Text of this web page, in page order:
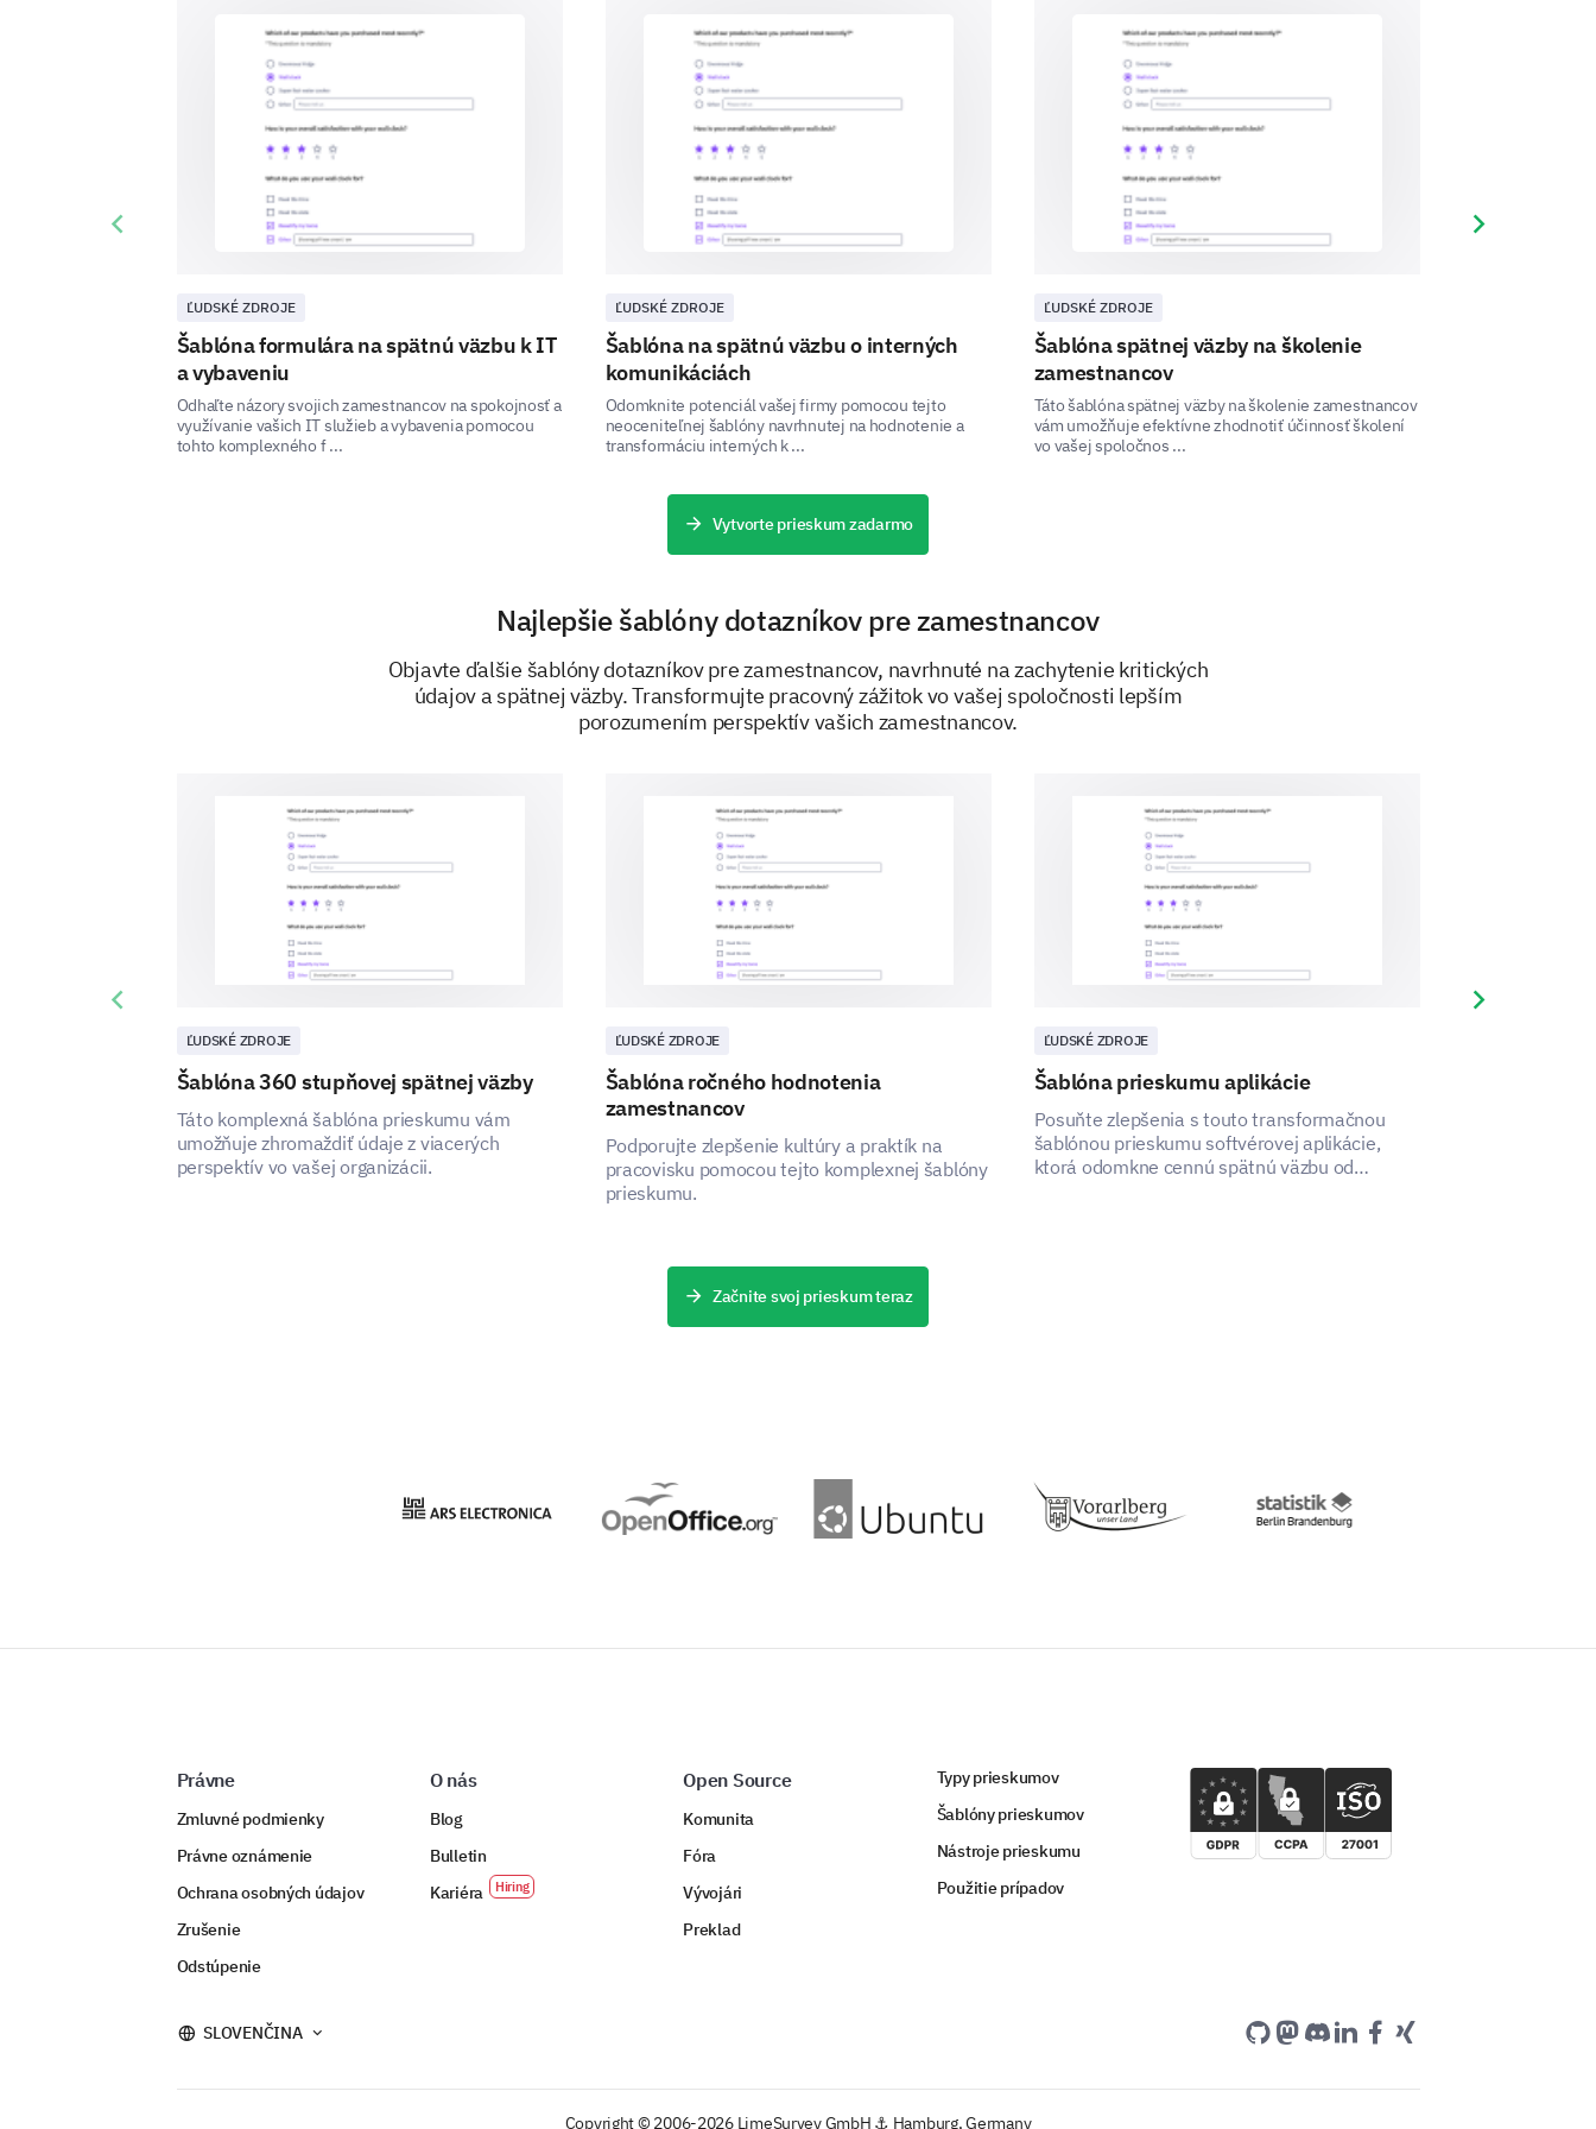
Buddy system/mentor
HR meetings
Training sessions
What could have been improved in terms of support during your onboarding
period?
Based on your onboarding experience, would you recommend our company
to a friend as a good place to work?
Provide any other suggestions or feedback you may have about the
onboarding process.
PODPOROVANÉ
ĽUDSKÉ ZDROJE
Šablóna formulára na spätnú väzbu k IT
a vybaveniu
Odhaľte názory svojich zamestnancov na spokojnosť a
využívanie vašich IT služieb a vybavenia pomocou
tohto komplexného f ...
ĽUDSKÉ ZDROJE
Šablóna na spätnú väzbu o interných
komunikáciách
Odomknite potenciál vašej firmy pomocou tejto
neoceniteľnej šablóny navrhnutej na hodnotenie a
transformáciu interných k ...
ĽUDSKÉ ZDROJE
Šablóna spätnej väzby na školenie
zamestnancov
Táto šablóna spätnej väzby na školenie zamestnancov
vám umožňuje efektívne zhodnotiť účinnosť školení
vo vašej spoločnos ...
Previous slide Next slide
Vytvorte prieskum zadarmo
Najlepšie šablóny dotazníkov pre zamestnancov
Objavte ďalšie šablóny dotazníkov pre zamestnancov, navrhnuté na zachytenie kritických
údajov a spätnej väzby. Transformujte pracovný zážitok vo vašej spoločnosti lepším
porozumením perspektív vašich zamestnancov.
ĽUDSKÉ ZDROJE
Šablóna 360 stupňovej spätnej väzby
Táto komplexná šablóna prieskumu vám
umožňuje zhromaždiť údaje z viacerých
perspektív vo vašej organizácii.
ĽUDSKÉ ZDROJE
Šablóna ročného hodnotenia
zamestnancov
Podporujte zlepšenie kultúry a praktík na
pracovisku pomocou tejto komplexnej šablóny
prieskumu.
ĽUDSKÉ ZDROJE
Šablóna prieskumu aplikácie
Posuňte zlepšenia s touto transformačnou
šablónou prieskumu softvérovej aplikácie,
ktorá odomkne cennú spätnú väzbu od
Previous slide Next slide
Začnite svoj prieskum teraz
Právne
Zmluvné podmienky
Právne oznámenie
Ochrana osobných údajov
Zrušenie
Odstúpenie
O nás
Blog
Bulletin
Kariéra
Open Source
Komunita
Fóra
Vývojári
Preklad
Typy prieskumov
Šablóny prieskumov
Nástroje prieskumu
Použitie prípadov
SLOVENČINA
Copyright © 2006-2026 LimeSurvey GmbH ⚓ Hamburg, Germany